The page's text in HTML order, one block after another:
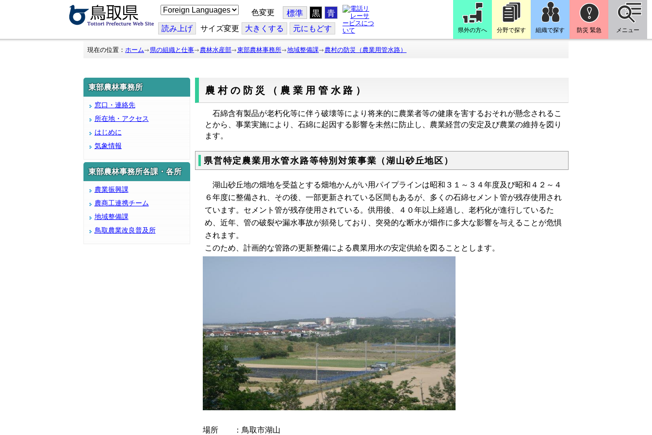
こ
の
ジ
を
翻
色変更 標準 黒 青
読み上げ サイズ変更 大きくする 元にもどす 県外の方へ 分野で探す 組織で探す 防災 緊急 メニュー
現在の位置： ホーム 県の組織と仕事 農林水産部 東部農林事務所 地域整備課 農村の防災（農業用管水路）
東部農林事務所
窓口・連絡先
所在地・アクセス
はじめに
気象情報
東部農林事務所各課・各所
農業振興課
農商工連携チーム
地域整備課
鳥取農業改良普及所
農村の防災（農業用管水路）
石綿含有製品が老朽化等に伴う破壊等により将来的に農業者等の健康を害するおそれが懸念されるこ
とから、事業実施により、石綿に起因する影響を未然に防止し、農業経営の安定及び農業の維持を図り
ます。
県営特定農業用水管水路等特別対策事業（湖山砂丘地区）
湖山砂丘地の畑地を受益とする畑地かんがい用パイプラインは昭和３１～３４年度及び昭和４２～４
６年度に整備され、その後、一部更新されている区間もあるが、多くの石綿セメント管が残存使用され
ています。セメント管が残存使用されている。供用後、４０年以上経過し、老朽化が進行しているた
め、近年、管の破裂や漏水事故が頻発しており、突発的な断水が畑作に多大な影響を与えることが危惧
されます。
このため、計画的な管路の更新整備による農業用水の安定供給を図ることとします。
場所 ：鳥取市湖山